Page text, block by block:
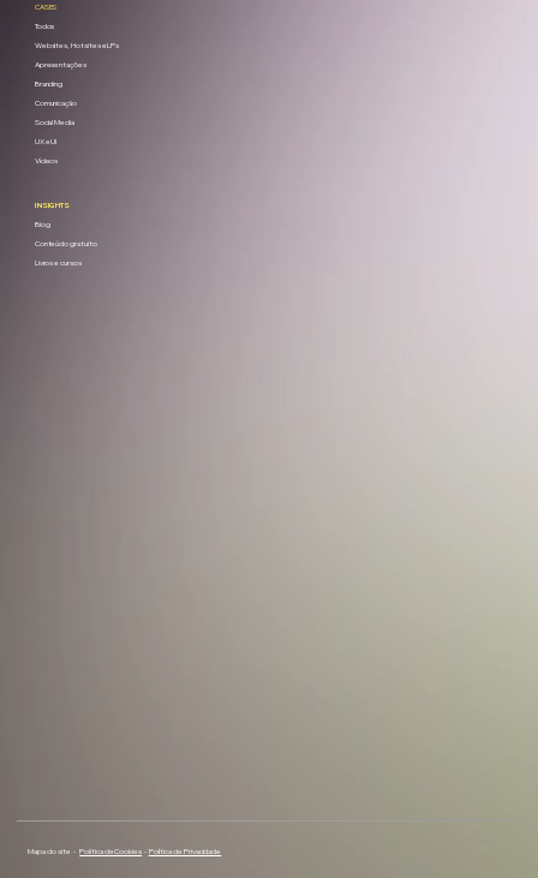
CASES
Todos
Websites, Hotsites e LPs
Apresentações
Branding
Comunicação
Social Media
UX e UI
Vídeos
INSIGHTS
Blog
Conteúdo gratuito
Livros e cursos
Mapa do site -Política de Cookies- Política de Privacidade